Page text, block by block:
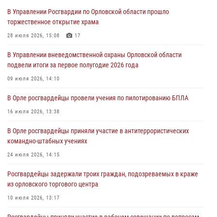
первое полугодие
05 августа 2026, 13:12
совершении противоправных действий
04 августа 2026, 14:21
04 августа 2026, 14:06
предоставлении госуслуг
03 августа 2026, 14:30
В Управлении Росгвардии по Орловской области прошло
торжественное открытие храма
28 июля 2026, 15:08 17
В Управлении вневедомственной охраны Орловской области
подвели итоги за первое полугодие 2026 года
09 июля 2026, 14:10
В Орле росгвардейцы провели учения по пилотированию БПЛА
16 июля 2026, 13:38
В Орле росгвардейцы приняли участие в антитеррористических
командно-штабных учениях
24 июля 2026, 14:15
Росгвардейцы задержали троих граждан, подозреваемых в краже
из орловского торгового центра
10 июля 2026, 13:17